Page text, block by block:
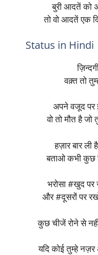
बुरी आदतें को
तो वो आदतें एक
Status in Hindi
वक़्त तो
अपने वजूद पर
वो तो मौत है
हज़ार बार ली
बताओ कभी कुछ
भरोसा #खुद पर
और #दूसरों पर
कुछ चीजें रोने से
यदि कोई तुम्हे नज़र